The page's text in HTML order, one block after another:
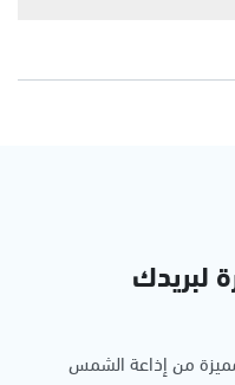
لبريدك
من إذاعة الشمس